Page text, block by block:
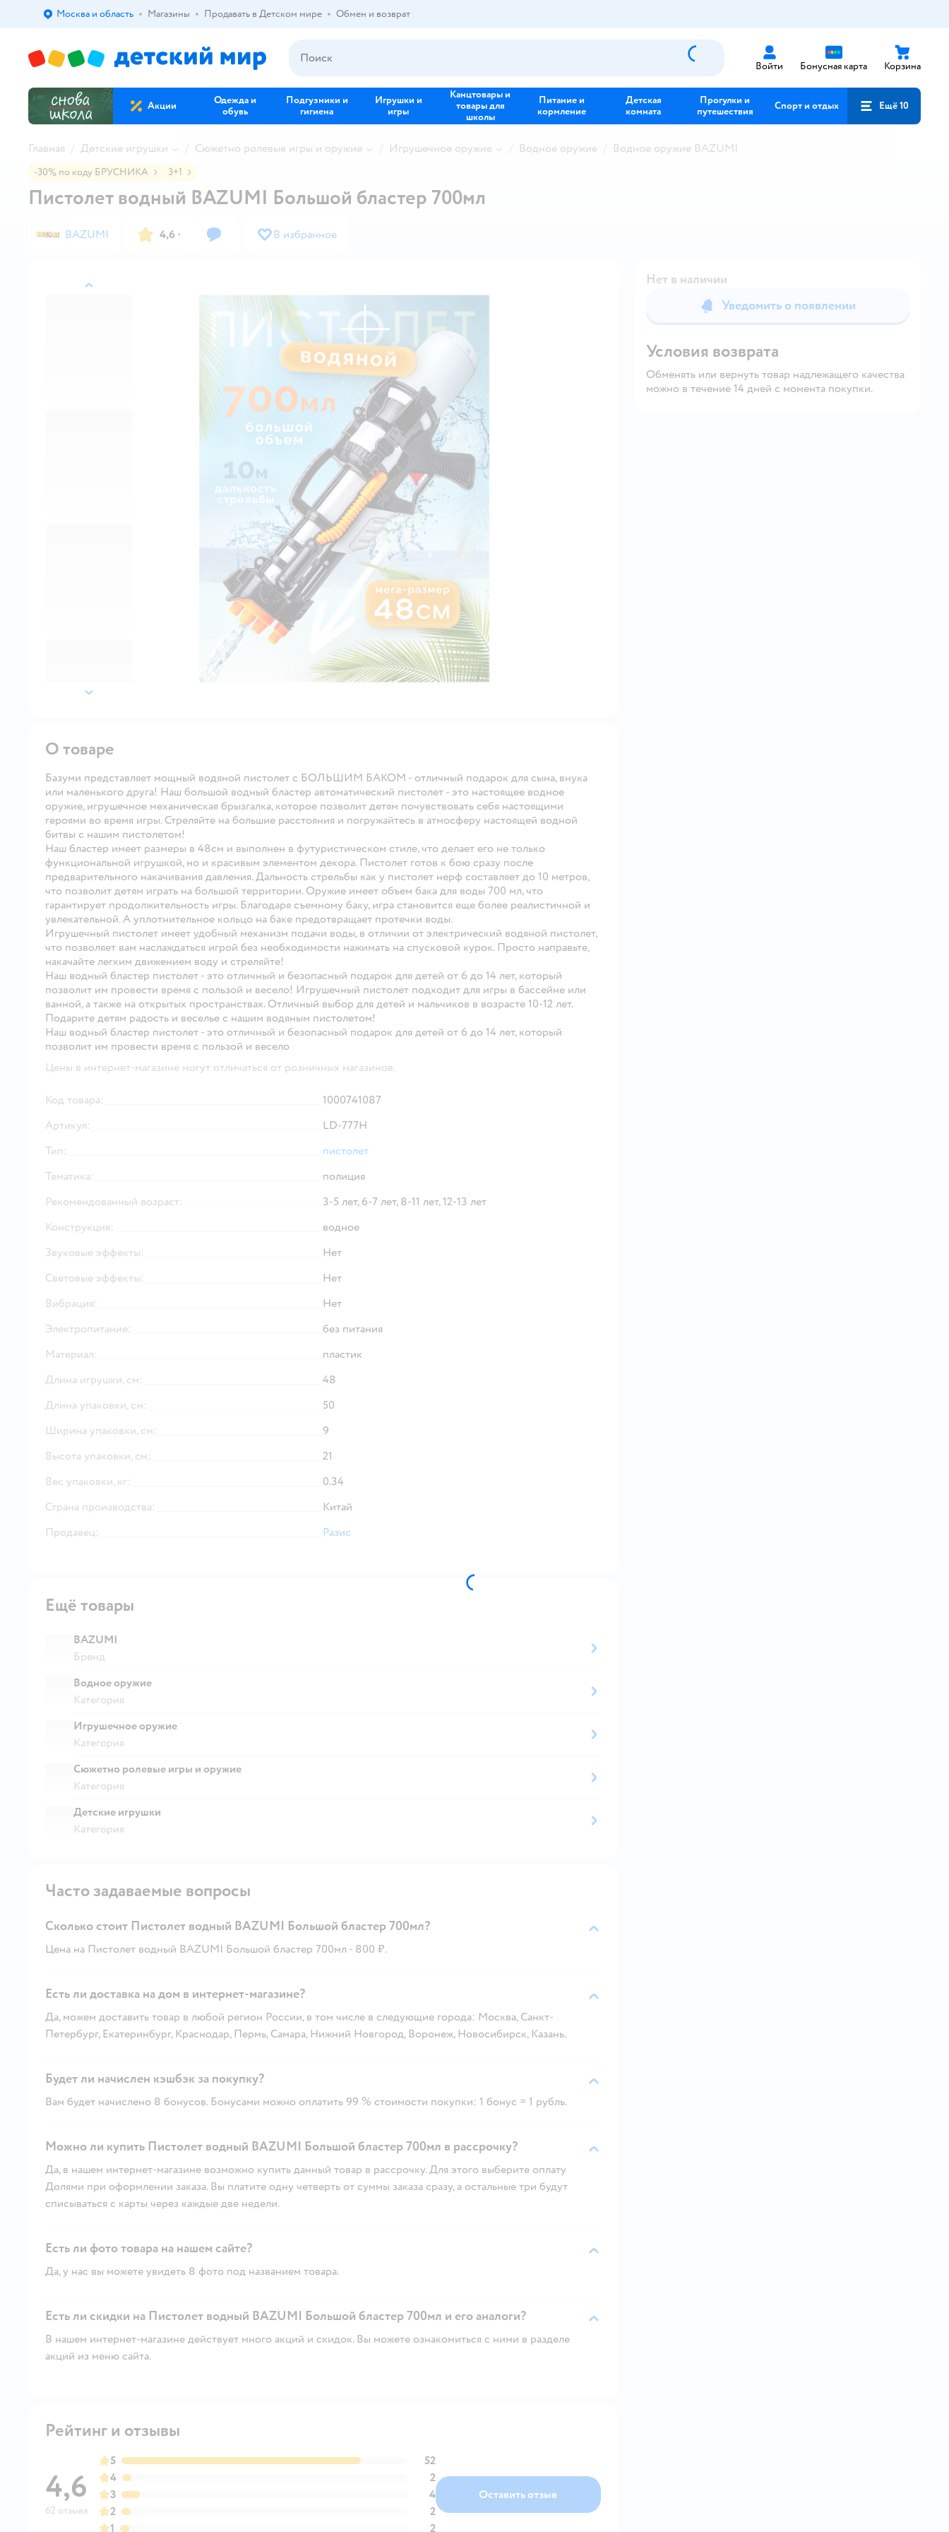
Выбор адреса доставки.
Москва и область Магазины Продавать в Детском мире Обмен и возврат
Войти Бонусная карта Корзина
Акции
Одежда и
обувь
Подгузники и
гигиена
Игрушки и
игры
Канцтовары и
товары для
школы
Питание и
кормление
Детская
комната
Прогулки и
путешествия
Спорт и отдых Ещё 10
Главная Детские игрушки Сюжетно ролевые игры и оружие Игрушечное оружие Водное оружие Водное оружие BAZUMI
назад
далее
-30% по коду БРУСНИКА 3+1
Пистолет водный BAZUMI Большой бластер 700мл
BAZUMI 4,6 · В избранное
Нет в наличии
Уведомить о появлении
Условия возврата
Обменять или вернуть товар надлежащего качества
можно в течение 14 дней с момента покупки.
О товаре
Базуми представляет мощный водяной пистолет с БОЛЬШИМ БАКОМ - отличный подарок для сына, внука
или маленького друга! Наш большой водный бластер автоматический пистолет - это настоящее водное
оружие, игрушечное механическая брызгалка, которое позволит детям почувствовать себя настоящими
героями во время игры. Стреляйте на большие расстояния и погружайтесь в атмосферу настоящей водной
битвы с нашим пистолетом!
Наш бластер имеет размеры в 48см и выполнен в футуристическом стиле, что делает его не только
функциональной игрушкой, но и красивым элементом декора. Пистолет готов к бою сразу после
предварительного накачивания давления. Дальность стрельбы как у пистолет нерф составляет до 10 метров,
что позволит детям играть на большой территории. Оружие имеет объем бака для воды 700 мл, что
гарантирует продолжительность игры. Благодаря съемному баку, игра становится еще более реалистичной и
увлекательной. А уплотнительное кольцо на баке предотвращает протечки воды.
Игрушечный пистолет имеет удобный механизм подачи воды, в отличии от электрический водяной пистолет,
что позволяет вам наслаждаться игрой без необходимости нажимать на спусковой курок. Просто направьте,
накачайте легким движением воду и стреляйте!
Наш водный бластер пистолет - это отличный и безопасный подарок для детей от 6 до 14 лет, который
позволит им провести время с пользой и весело! Игрушечный пистолет подходит для игры в бассейне или
ванной, а также на открытых пространствах. Отличный выбор для детей и мальчиков в возрасте 10-12 лет.
Подарите детям радость и веселье с нашим водяным пистолетом!
Наш водный бластер пистолет - это отличный и безопасный подарок для детей от 6 до 14 лет, который
позволит им провести время с пользой и весело
Цены в интернет-магазине могут отличаться от розничных магазинов.
Код товара:
1000741087
Артикул:
LD-777H
Тип:
пистолет
Тематика:
полиция
Рекомендованный возраст:
3-5 лет, 6-7 лет, 8-11 лет,12-13 лет
Конструкция:
водное
Звуковые эффекты:
Нет
Световые эффекты:
Нет
Вибрация:
Нет
Электропитание:
без питания
Материал:
пластик
Длина игрушки, см:
48
Длина упаковки, см:
50
Ширина упаковки, см:
9
Высота упаковки, см:
21
Вес упаковки, кг:
0.34
Страна производства:
Китай
Продавец:
Разис
Ещё товары
BAZUMI
Бренд
Водное оружие
Категория
Игрушечное оружие
Категория
Сюжетно ролевые игры и оружие
Категория
Детские игрушки
Категория
Часто задаваемые вопросы
Сколько стоит Пистолет водный BAZUMI Большой бластер 700мл?
Цена на Пистолет водный BAZUMI Большой бластер 700мл - 800 ₽.
Есть ли доставка на дом в интернет-магазине?
Да, можем доставить товар в любой регион России, в том числе в следующие города: Москва, Санкт-
Петербург, Екатеринбург, Краснодар, Пермь, Самара, Нижний Новгород, Воронеж, Новосибирск, Казань.
Будет ли начислен кэшбэк за покупку?
Вам будет начислено 8 бонусов. Бонусами можно оплатить 99 % стоимости покупки: 1 бонус = 1 рубль.
Можно ли купить Пистолет водный BAZUMI Большой бластер 700мл в рассрочку?
Да, в нашем интернет-магазине возможно купить данный товар в рассрочку. Для этого выберите оплату
Долями при оформлении заказа. Вы платите одну четверть от суммы заказа сразу, а остальные три будут
списываться с карты через каждые две недели.
Есть ли фото товара на нашем сайте?
Да, у нас вы можете увидеть 8 фото под названием товара.
Есть ли скидки на Пистолет водный BAZUMI Большой бластер 700мл и его аналоги?
В нашем интернет-магазине действует много акций и скидок. Вы можете ознакомиться с ними в разделе
акций из меню сайта.
Рейтинг и отзывы
4,6
62 отзыва
5
52
4
2
3
4
2
2
1
2
Оставить отзыв